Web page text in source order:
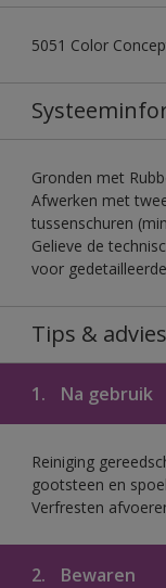
5051 Color
Gronden met
Afwerken met
tussenschuren
Gelieve de
voor
Tips & advies
1. Na gebruik
Reiniging
gootsteen en
Verfresten
2. Bewaren